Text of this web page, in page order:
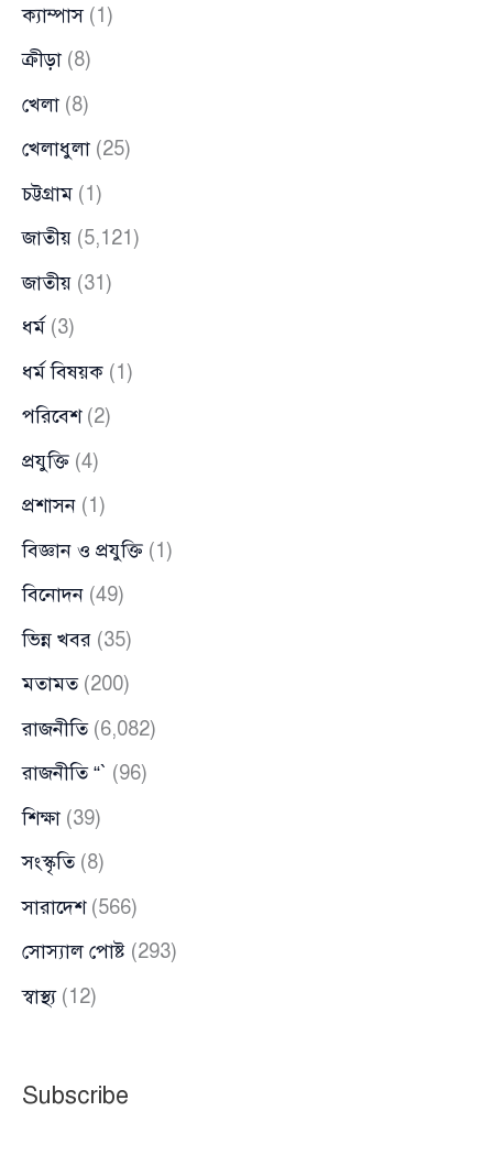
ক্যাম্পাস(1)
ক্রীড়া (8)
খেলা (8)
খেলাধুলা (25)
চট্টগ্রাম (1)
জাতীয় (5,121)
জাতীয় (31)
ধর্ম (3)
ধর্ম বিষয়ক (1)
পরিবেশ(2)
প্রযুক্তি (4)
প্রশাসন (1)
বিজ্ঞান ও প্রযুক্তি (1)
বিনোদন (49)
ভিন্ন খবর (35)
মতামত(200)
রাজনীতি(6,082)
রাজনীতি “` (96)
শিক্ষা (39)
সংস্কৃতি(8)
সারাদেশ(566)
সোস্যাল পোষ্ট (293)
স্বাস্থ্য(12)
Subscribe